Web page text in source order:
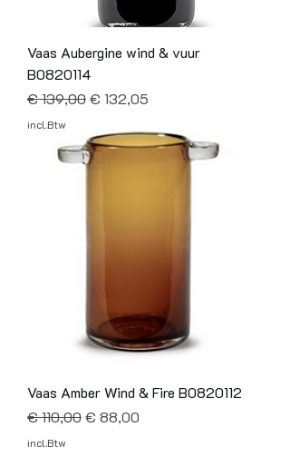
Vaas Aubergine wind & vuur
B0820114
Normale prijs
€ 139,00Verkoopprijs
€ 132,05
incl.Btw
Vaas Amber Wind & Fire B0820112
Normale prijs
€ 110,00Verkoopprijs
€ 88,00
incl.Btw